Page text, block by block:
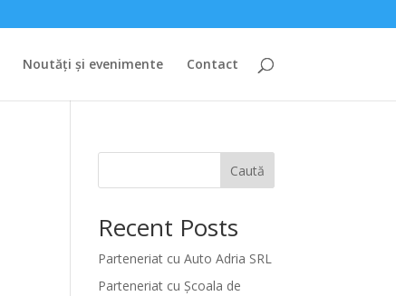
Noutăți și evenimente Contact
Caută
Recent Posts
Parteneriat cu Auto Adria SRL
Parteneriat cu Școala de